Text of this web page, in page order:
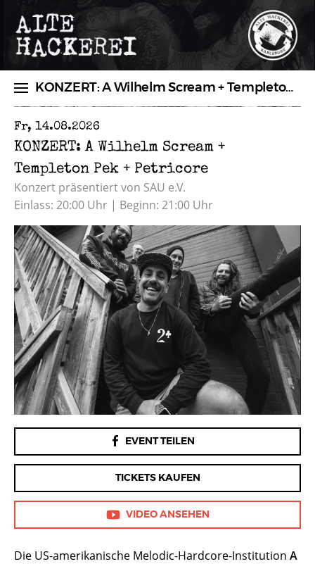
KONZERT: A Wilhelm Scream + Templeton Pek + Petricore
NEUIGKEITEN
TICKETS
ÜBER UNS
VERMIETUNG
SHOP
ANFAHRT & ÖFFNUNGSZEITEN
BOOKING
FACEBOOK
Fr, 14.08.2026
KONZERT: A Wilhelm Scream +
Templeton Pek + Petricore
Konzert präsentiert von SAU e.V.
Einlass: 20:00 Uhr | Beginn: 21:00 Uhr
EVENT TEILEN
TICKETS KAUFEN
VIDEO ANSEHEN
Die US-amerikanische Melodic-Hardcore-Institution A